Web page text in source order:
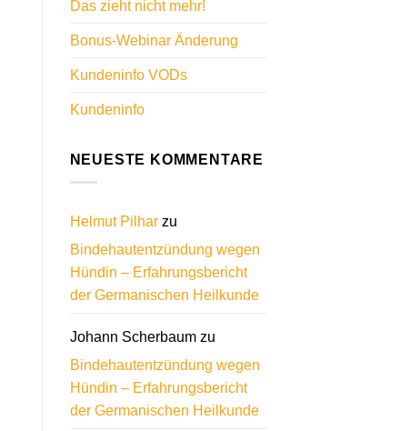
Das zieht nicht mehr!
Bonus-Webinar Änderung
Kundeninfo VODs
Kundeninfo
NEUESTE KOMMENTARE
Helmut Pilharzu
Bindehautentzündung wegen
Hündin – Erfahrungsbericht
der Germanischen Heilkunde
Johann Scherbaumzu
Bindehautentzündung wegen
Hündin – Erfahrungsbericht
der Germanischen Heilkunde